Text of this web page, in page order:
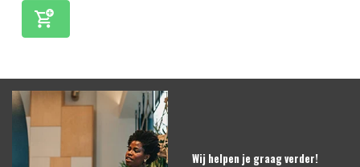
Wij helpen je graag verder!